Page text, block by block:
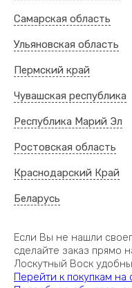
Самарская область
Ульяновская область
Пермский край
Чувашская республика
Республика Марий Эл
Ростовская область
Краснодарский Край
Беларусь
Если Вы не нашли
сделайте заказ прямо
Лоскутный Воск
Перейти к покупкам на
Новости
Награды
Про Лоскутный Воск Где
Каталог